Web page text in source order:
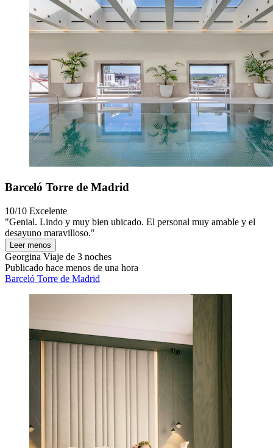
Barceló Torre de Madrid
10/10 Excelente
"Genial. Lindo y muy bien ubicado. El personal muy amable y el
desayuno maravilloso."
Leer menos
Georgina Viaje de 3 noches
Publicado hace menos de una hora
Barceló Torre de Madrid